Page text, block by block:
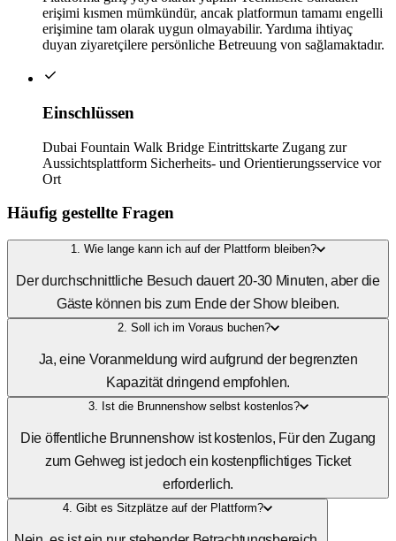
erişimi kısmen mümkündür, ancak platformun tamamı engelli
erişimine tam olarak uygun olmayabilir. Yardıma ihtiyaç
duyan ziyaretçilere persönliche Betreuung von sağlamaktadır.
Einschlüssen
Dubai Fountain Walk Bridge Eintrittskarte Zugang zur
Aussichtsplattform Sicherheits- und Orientierungsservice vor
Ort
Häufig gestellte Fragen
1. Wie lange kann ich auf der Plattform bleiben?
Der durchschnittliche Besuch dauert 20-30 Minuten, aber die
Gäste können bis zum Ende der Show bleiben.
2. Soll ich im Voraus buchen?
Ja, eine Voranmeldung wird aufgrund der begrenzten
Kapazität dringend empfohlen.
3. Ist die Brunnenshow selbst kostenlos?
Die öffentliche Brunnenshow ist kostenlos, Für den Zugang
zum Gehweg ist jedoch ein kostenpflichtiges Ticket
erforderlich.
4. Gibt es Sitzplätze auf der Plattform?